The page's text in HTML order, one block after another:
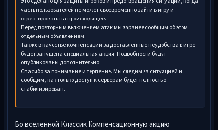
часть пользователей не может своевременно зайти в игру и
отреагировать на происходящее.
Перед повторным включением атак мы заранее сообщим об этом
отдельным объявлением.
Также в качестве компенсации за доставленные неудобства в игре
будет запущена специальная акция. Подробности будут
опубликованы дополнительно.
Спасибо за понимание и терпение. Мы следим за ситуацией и
сообщим, как только доступ к серверам будет полностью
стабилизирован.
Во вселенной Классик Компенсационную акцию